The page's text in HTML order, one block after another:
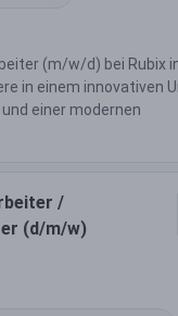
(m/w/d) bei Rubix
in einem innovativen
einer modernen
/
(d/m/w)